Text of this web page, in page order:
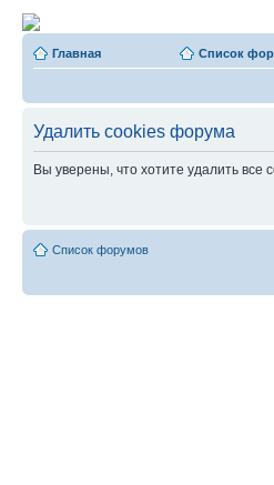
Главная Список
Удалить cookies форума
Вы уверены, что хотите удалить
Список форумов